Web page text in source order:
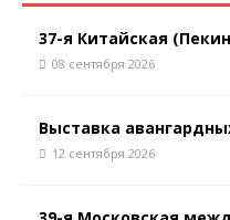
37-я Китайская
08 сентября 2026
Выставка
12 сентября 2026